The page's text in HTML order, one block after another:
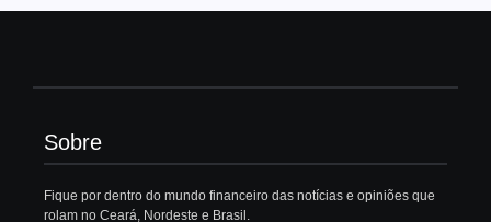
Sobre
Fique por dentro do mundo financeiro das notícias e opiniões que
rolam no Ceará, Nordeste e Brasil.